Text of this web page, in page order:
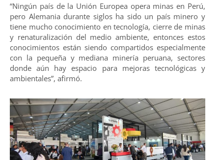
“Ningún país de la Unión Europea opera minas en Perú,
pero Alemania durante siglos ha sido un país minero y
tiene mucho conocimiento en tecnología, cierre de minas
y renaturalización del medio ambiente, entonces estos
conocimientos están siendo compartidos especialmente
con la pequeña y mediana minería peruana, sectores
donde aún hay espacio para mejoras tecnológicas y
ambientales”, afirmó.